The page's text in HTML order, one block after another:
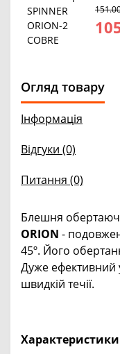
Огляд товару
Інформація
Відгуки (0)
Питання (0)
Блешня
ORION -
45º. Його
Дуже ефективний
швидкій течії.